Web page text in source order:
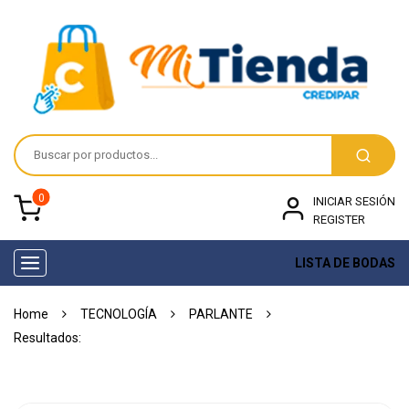
0
INICIAR SESIÓN
REGISTER
Toggle
navigation
LISTA DE BODAS
Home TECNOLOGÍA PARLANTE